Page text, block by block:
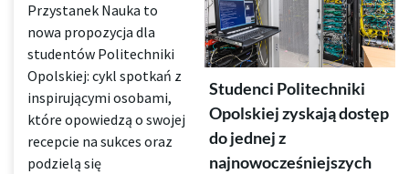
Przystanek Nauka to
nowa propozycja dla
studentów Politechniki
Opolskiej: cykl spotkań z
inspirującymi osobami,
które opowiedzą o swojej
recepcie na sukces oraz
podzielą się
Studenci Politechniki
Opolskiej zyskają dostęp
do jednej z
najnowocześniejszych